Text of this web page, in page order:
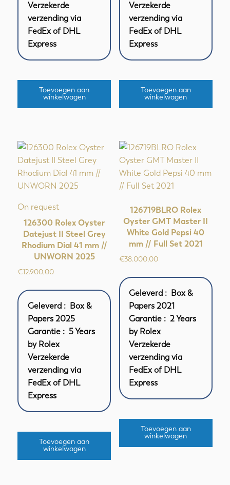
Verzekerde
verzending via
FedEx of DHL
Express
Toevoegen aan
winkelwagen
Verzekerde
verzending via
FedEx of DHL
Express
Toevoegen aan
winkelwagen
On request
126300 Rolex Oyster
Datejust II Steel Grey
Rhodium Dial 41 mm //
UNWORN 2025
€12.900,00
Geleverd : Box &
Papers 2025
Garantie : 5 Years
by Rolex
Verzekerde
verzending via
FedEx of DHL
Express
Toevoegen aan
winkelwagen
126719BLRO Rolex
Oyster GMT Master II
White Gold Pepsi 40
mm // Full Set 2021
€38.000,00
Geleverd : Box &
Papers 2021
Garantie : 2 Years
by Rolex
Verzekerde
verzending via
FedEx of DHL
Express
Toevoegen aan
winkelwagen